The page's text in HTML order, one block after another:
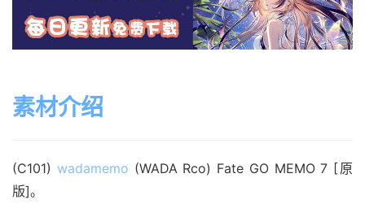
素材介绍
(C101) wadamemo (WADA Rco) Fate GO MEMO 7 [原
版]。